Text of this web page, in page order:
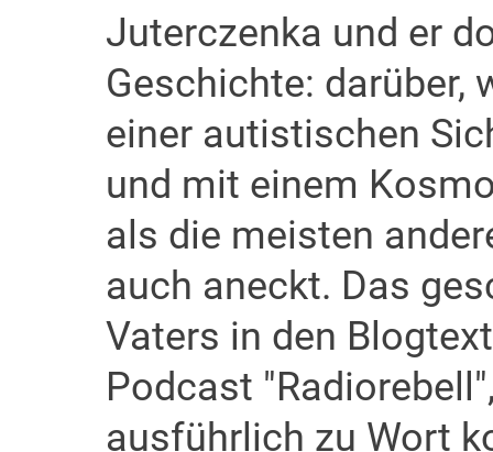
Juterczenka und er
Geschichte: darüber,
einer autistischen
und mit einem
als die meisten
auch aneckt. Das
Vaters in den
Podcast
ausführlich zu Wort